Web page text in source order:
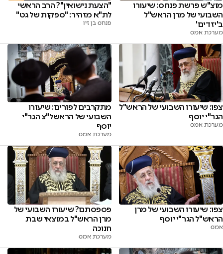
מוצ"ש פרשת פנחס: שיעורו
השבועי של מרן הראש"ל
ב'יזדים'
מערכת אמס
"הצעת נישואין"? הרב הראשי
לת"א מזהיר: "ספקות של גט"
פנחס בן זיו
צפו: שיעורו השבועי של הראש"ל
הגר"י יוסף
מערכת אמס
מתקרבים לפורים: שיעורו
השבועי של הראשל"צ הגר"י
יוסף
מערכת אמס
צפו: שיעורו השבועי של מרן
הראש"ל הגר"י יוסף
אמס
פספסתם? שיעורו השבועי של
מרן הראש"ל במוצאי שבת
חנוכה
מערכת אמס